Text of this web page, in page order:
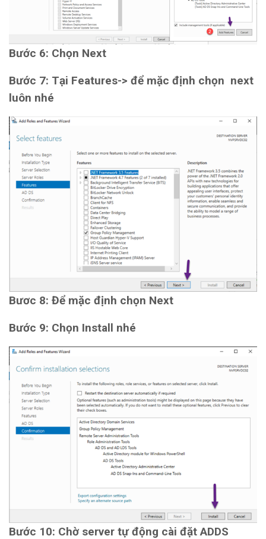
Bước 6: Chọn Next
Bước 7: Tại Features-> để mặc định chọn next
luôn nhé
Bươc 8: Để mặc định chọn Next
Bước 9: Chọn Install nhé
Bước 10: Chờ server tự động cài đặt ADDS